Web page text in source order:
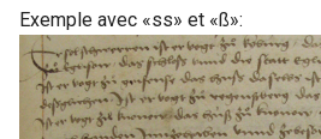
gap
graphic
Exemple avec «ss» et «ß»: